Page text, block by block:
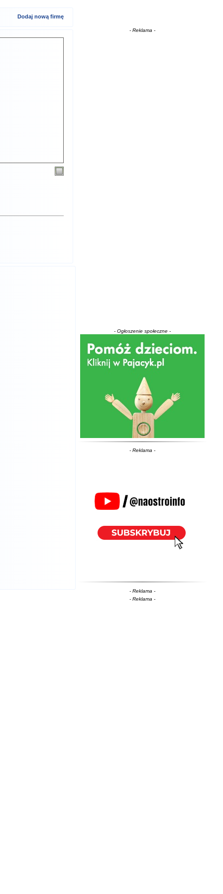
Dodaj nową firmę
- Reklama -
- Ogłoszenie społeczne -
- Reklama -
- Reklama -
- Reklama -